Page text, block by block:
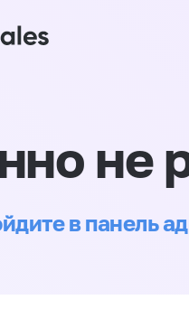
не
в панель